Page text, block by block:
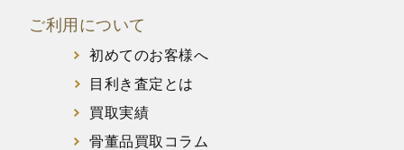
ご利用について
初めてのお客様へ
目利き査定とは
買取実績
骨董品買取コラム